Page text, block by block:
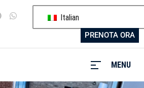
Italian
PRENOTA ORA
MENU